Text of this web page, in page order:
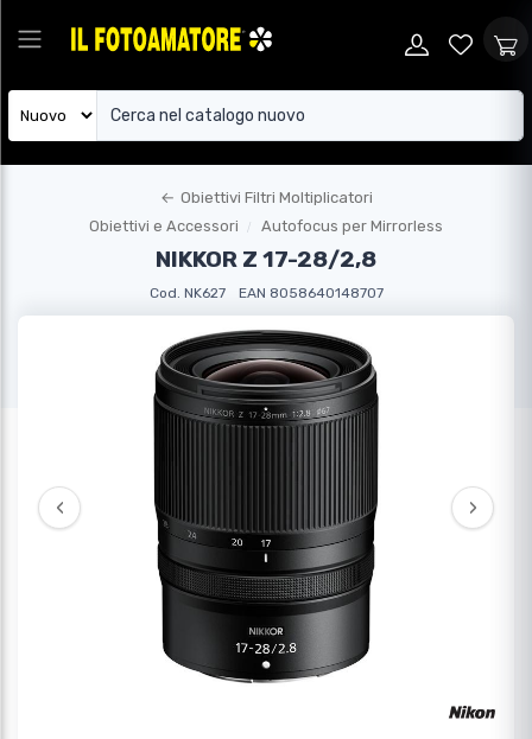
← Obiettivi Filtri Moltiplicatori
Obiettivi e Accessori
Autofocus per Mirrorless
NIKKOR Z 17-28/2,8
Cod. NK627 EAN 8058640148707
‹ ›